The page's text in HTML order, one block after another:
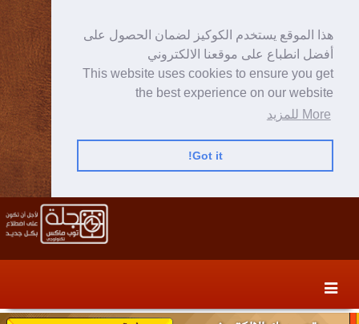
هذا الموقع يستخدم الكوكيز لضمان الحصول على
أفضل انطباع على موقعنا الالكتروني
This website uses cookies to ensure you get
the best experience on our website
More للمزيد
Got it!
content
secondary